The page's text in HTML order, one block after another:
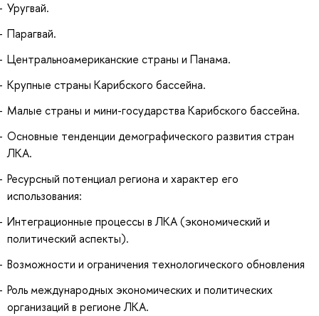
Уругвай.
Парагвай.
Центральноамериканские страны и Панама.
Крупные страны Карибского бассейна.
Малые страны и мини-государства Карибского бассейна.
Основные тенденции демографического развития стран
ЛКА.
Ресурсный потенциал региона и характер его
использования:
Интеграционные процессы в ЛКА (экономический и
политический аспекты).
Возможности и ограничения технологического обновления
Роль международных экономических и политических
организаций в регионе ЛКА.